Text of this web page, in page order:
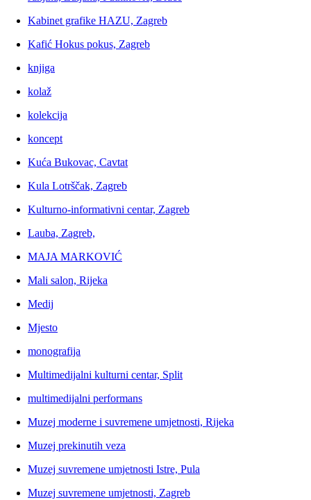
Kabinet grafike HAZU, Zagreb
Kafić Hokus pokus, Zagreb
knjiga
kolaž
kolekcija
koncept
Kuća Bukovac, Cavtat
Kula Lotrščak, Zagreb
Kulturno-informativni centar, Zagreb
Lauba, Zagreb,
MAJA MARKOVIĆ
Mali salon, Rijeka
Medij
Mjesto
monografija
Multimedijalni kulturni centar, Split
multimedijalni performans
Muzej moderne i suvremene umjetnosti, Rijeka
Muzej prekinutih veza
Muzej suvremene umjetnosti Istre, Pula
Muzej suvremene umjetnosti, Zagreb